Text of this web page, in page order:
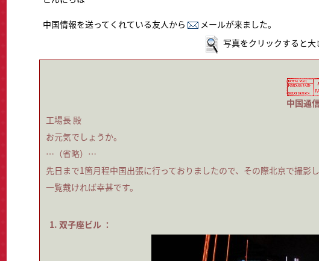
中国情報を送ってくれている友人から
メールが来ました。
写真をクリックすると
中国通
工場長 殿
お元気でしょうか。
…（省略）…
先日まで1箇月程中国出張に行っておりましたので、その際北京で撮影
一覧戴ければ幸甚です。
1. 双子座ビル ：